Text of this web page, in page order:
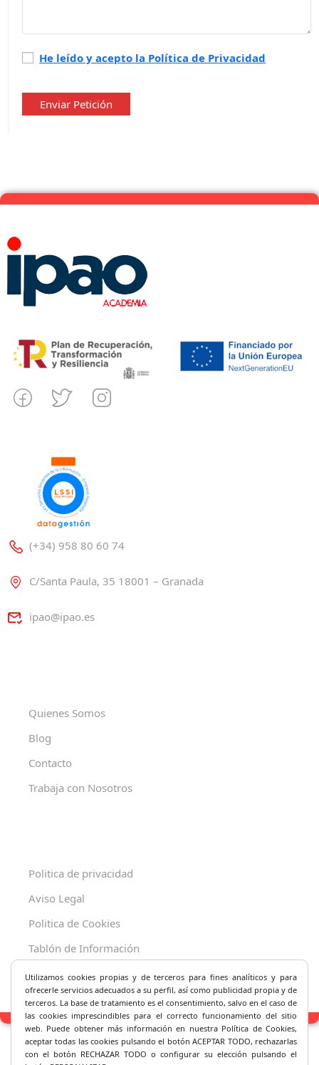
Política
privacidad*
He leído y acepto la Política de Privacidad
Enviar Petición
(+34) 958 80 60 74
C/Santa Paula, 35 18001 – Granada
ipao@ipao.es
Quienes Somos
Blog
Contacto
Trabaja con Nosotros
Politica de privacidad
Aviso Legal
Politica de Cookies
Tablón de Información
Decreto 625/2019
Utilizamos cookies propias y de terceros para fines analíticos y para
ofrecerle servicios adecuados a su perfil, así como publicidad propia y de
terceros. La base de tratamiento es el consentimiento, salvo en el caso de
las cookies imprescindibles para el correcto funcionamiento del sitio
web. Puede obtener más información en nuestra Política de Cookies,
aceptar todas las cookies pulsando el botón ACEPTAR TODO, rechazarlas
con el botón RECHAZAR TODO o configurar su elección pulsando el